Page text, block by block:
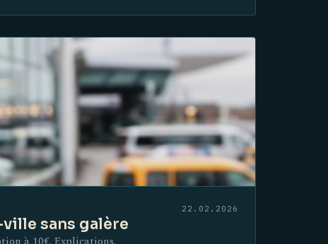
22.02.2026
sans galère